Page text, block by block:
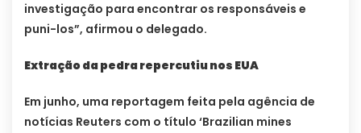
investigação para encontrar os responsáveis e
puni-los”, afirmou o delegado.
Extração da pedra repercutiu nos EUA
Em junho, uma reportagem feita pela agência de
notícias Reuters com o título ‘Brazilian mines